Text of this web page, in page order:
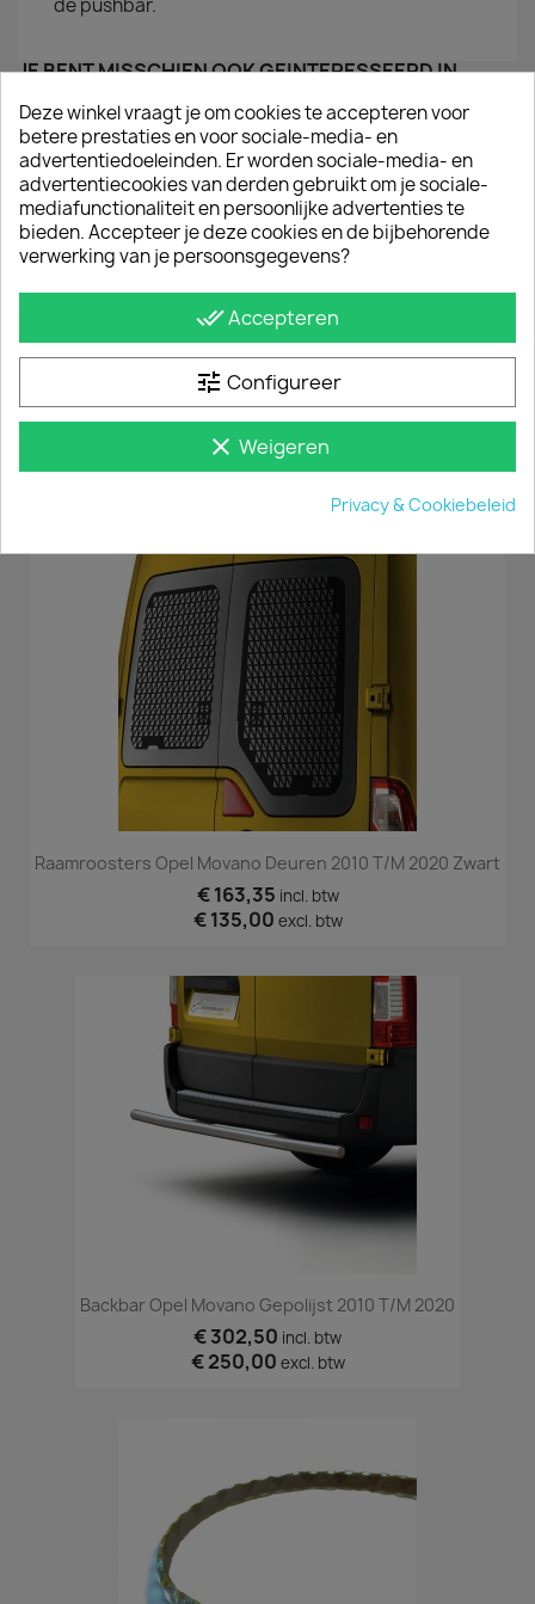
de pushbar.
JE BENT MISSCHIEN OOK GEÏNTERESSEERD IN
Sidebars Glans Opel Movano 2010 T/m 2020
€ 459,80incl. btw
vanaf€ 380,00excl. btw
Raamroosters Opel Movano Deuren 2010 T/m 2020 Zwart
€ 163,35 incl. btw
€ 135,00 excl. btw
Backbar Opel Movano Gepolijst 2010 T/m 2020
€ 302,50 incl. btw
€ 250,00 excl. btw
Deze winkel vraagt je om cookies te accepteren voor
betere prestaties en voor sociale-media- en
advertentiedoeleinden. Er worden sociale-media- en
advertentiecookies van derden gebruikt om je sociale-
mediafunctionaliteit en persoonlijke advertenties te
bieden. Accepteer je deze cookies en de bijbehorende
verwerking van je persoonsgegevens?
done_allAccepteren
tune Configureer
clear Weigeren
Privacy & Cookiebeleid